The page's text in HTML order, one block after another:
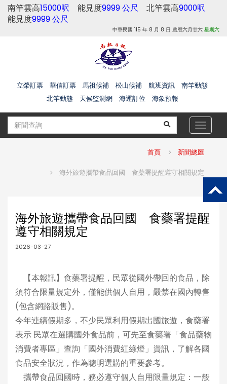
南竿雲高15000呎 能見度9999 公尺 北竿雲高9000呎
能見度9999 公尺
中華民國 115 年 8 月 8 日 農曆六月廿六 星期六
立榮訂票 華信訂票 馬祖候補 松山候補 航班資訊
南竿動態
北竿動態
天候監測網 海運訂位 海象預報
Toggle
首頁 新聞總匯
海外旅遊攜帶食品回國 食藥署提醒遵守相關規定
海外旅遊攜帶食品回國 食藥署提醒
遵守相關規定
2026-03-27
【本報訊】食藥署提醒，民眾從國外帶回的食品，除
須符合限量規定外，僅能供個人自用，嚴禁在國內轉售
(包含網路販售)。
今年連續假期多，不少民眾利用假期出國旅遊，食藥署
表示 民眾在選購國外食品前，可先至食藥署「食品藥物
消費者專區」查詢「國外消費紅綠燈」資訊，了解各國
食品安全狀況，作為聰明選購的重要參考。
攜帶食品回國時，務必遵守個人自用限量規定：一般